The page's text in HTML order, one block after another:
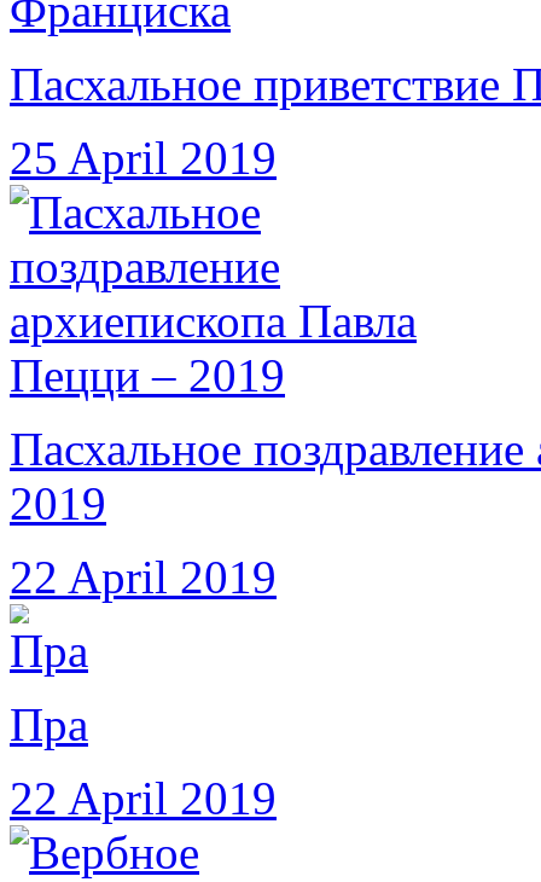
Пасхальное приветствие
25 April 2019
Пасхальное
2019
22 April 2019
Пра
22 April 2019